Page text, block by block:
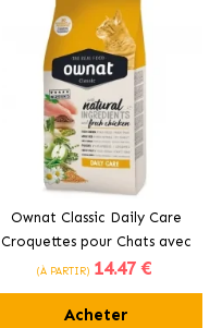
Ownat Classic Daily Care
Croquettes pour Chats avec
Poulet
(À PARTIR) 14.47 €
Acheter